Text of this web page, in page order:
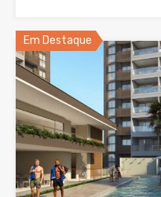
Em Destaque